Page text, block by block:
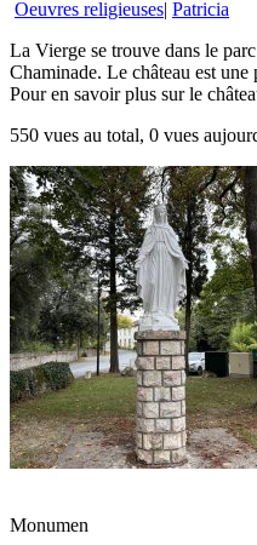
Oeuvres religieuses| Patricia
La Vierge se trouve dans le
Chaminade. Le château est
Pour en savoir plus sur le
550 vues au total, 0 vues
Monumen